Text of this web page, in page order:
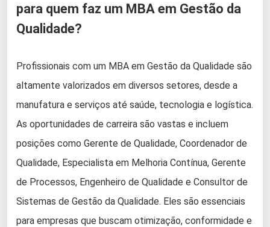
para quem faz um MBA em Gestão da
Qualidade?
Profissionais com um MBA em Gestão da Qualidade são
altamente valorizados em diversos setores, desde a
manufatura e serviços até saúde, tecnologia e logística.
As oportunidades de carreira são vastas e incluem
posições como Gerente de Qualidade, Coordenador de
Qualidade, Especialista em Melhoria Contínua, Gerente
de Processos, Engenheiro de Qualidade e Consultor de
Sistemas de Gestão da Qualidade. Eles são essenciais
para empresas que buscam otimização, conformidade e